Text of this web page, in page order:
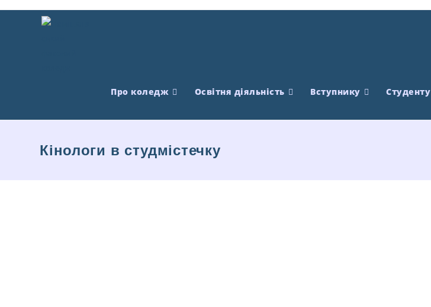
Про коледж Освітня діяльність Вступнику Студенту
Кінологи в студмістечку